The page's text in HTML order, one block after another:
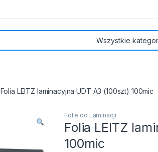
Folia LEITZ laminacyjna UDT A3 (100szt) 100mic
Folie do Laminacji
Folia LEITZ
100mic